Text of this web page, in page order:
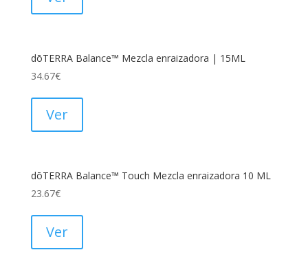
dōTERRA Balance™ Mezcla enraizadora | 15ML
34.67€
Ver
dōTERRA Balance™ Touch Mezcla enraizadora 10 ML
23.67€
Ver